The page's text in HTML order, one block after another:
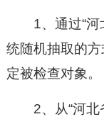
1、通过“
统随机抽取的
定被检查对象。
2、从“河